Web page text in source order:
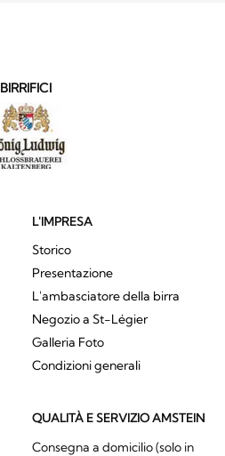
BIRRIFICI
L'IMPRESA
Storico
Presentazione
L'ambasciatore della birra
Negozio a St-Légier
Galleria Foto
Condizioni generali
QUALITÀ E SERVIZIO AMSTEIN
Consegna a domicilio (solo in